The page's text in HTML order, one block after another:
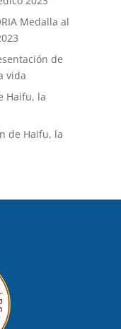
Medalla al
de
vida
Haifu, la
de Haifu, la